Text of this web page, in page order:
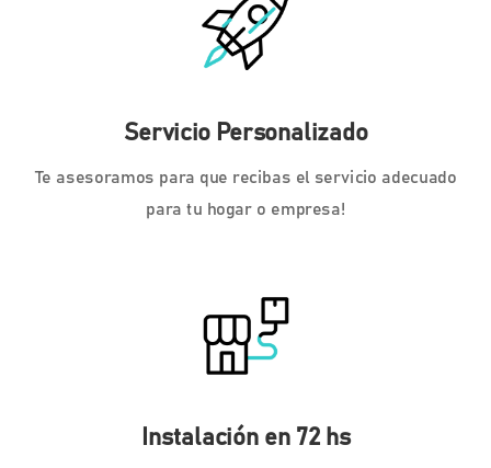
Servicio Personalizado
Te asesoramos para que recibas el servicio adecuado
para tu hogar o empresa!
Instalación en 72 hs